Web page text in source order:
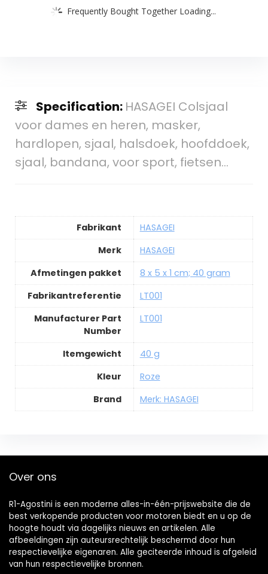
Frequently Bought Together Loading...
Specification: HASAGEI Colsjaal
voor dames en heren, masker,
hardlopen, sjaal, halsdoek, hoofddoek,
sjaal, bandana, voor sport, fietsen…
Fabrikant
HASAGEI
Merk
HASAGEI
Afmetingen pakket
8 x 5 x 1 cm; 40 gram
Fabrikantreferentie
LT001
Manufacturer Part
Number
LT001
Itemgewicht
40 g
Kleur
Roze
Brand
Merk: HASAGEI
Over ons
R1-Agostini is een moderne alles-in-één-prijswebsite die de
best verkopende producten voor motoren biedt en u op de
hoogte houdt via dagelijks nieuws en artikelen. Alle
afbeeldingen zijn auteursrechtelijk beschermd door hun
respectievelijke eigenaren. Alle geciteerde inhoud is afgeleid
van hun respectievelijke bronnen.